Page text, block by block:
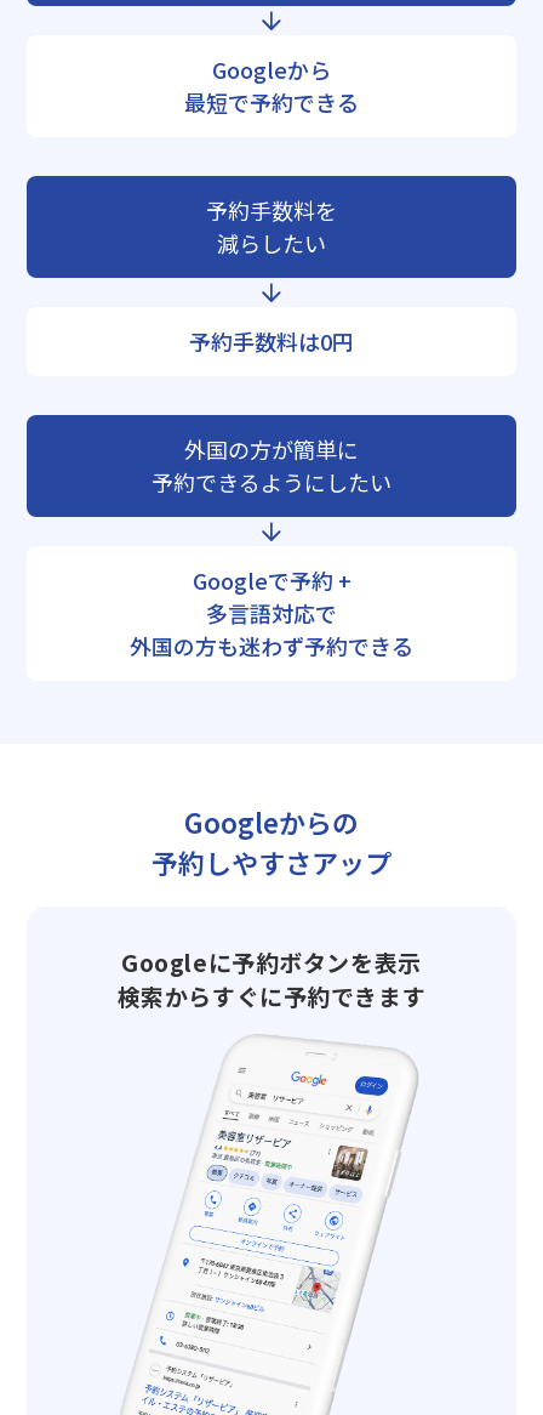
Googleから
最短で予約できる
予約手数料を
減らしたい
予約手数料は0円
外国の方が簡単に
予約できるようにしたい
Googleで予約 +
多言語対応で
外国の方も迷わず予約できる
Googleからの
予約しやすさアップ
Googleに予約ボタンを表示
検索からすぐに予約できます